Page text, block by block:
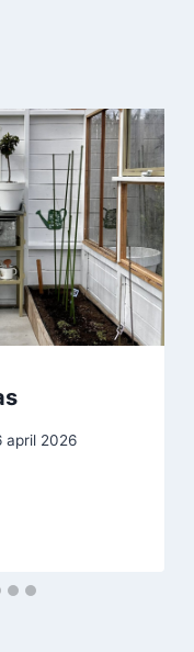
april 2026